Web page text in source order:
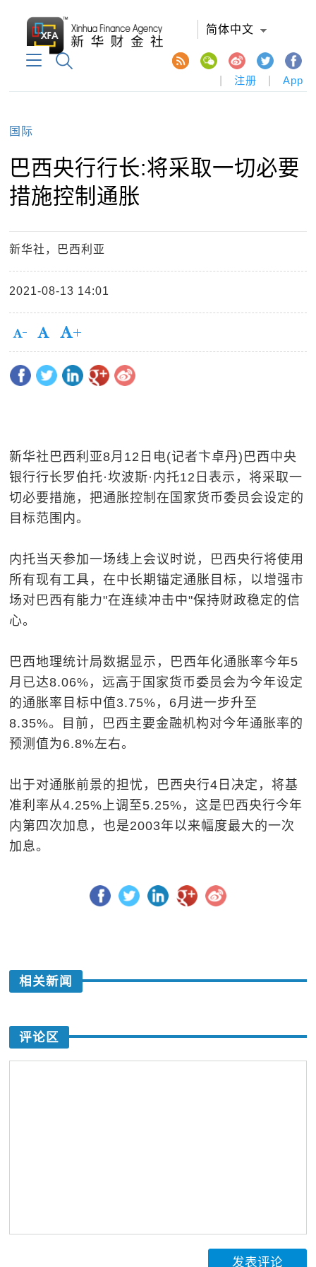
简体中文
注册 App
国际
巴西央行行长:将采取一切必要
措施控制通胀
新华社，巴西利亚
2021-08-13 14:01
新华社巴西利亚8月12日电(记者卞卓丹)巴西中央
银行行长罗伯托·坎波斯·内托12日表示，将采取一
切必要措施，把通胀控制在国家货币委员会设定的
目标范围内。
内托当天参加一场线上会议时说，巴西央行将使用
所有现有工具，在中长期锚定通胀目标，以增强市
场对巴西有能力"在连续冲击中"保持财政稳定的信
心。
巴西地理统计局数据显示，巴西年化通胀率今年5
月已达8.06%，远高于国家货币委员会为今年设定
的通胀率目标中值3.75%，6月进一步升至
8.35%。目前，巴西主要金融机构对今年通胀率的
预测值为6.8%左右。
出于对通胀前景的担忧，巴西央行4日决定，将基
准利率从4.25%上调至5.25%，这是巴西央行今年
内第四次加息，也是2003年以来幅度最大的一次
加息。
相关新闻
评论区
发表评论